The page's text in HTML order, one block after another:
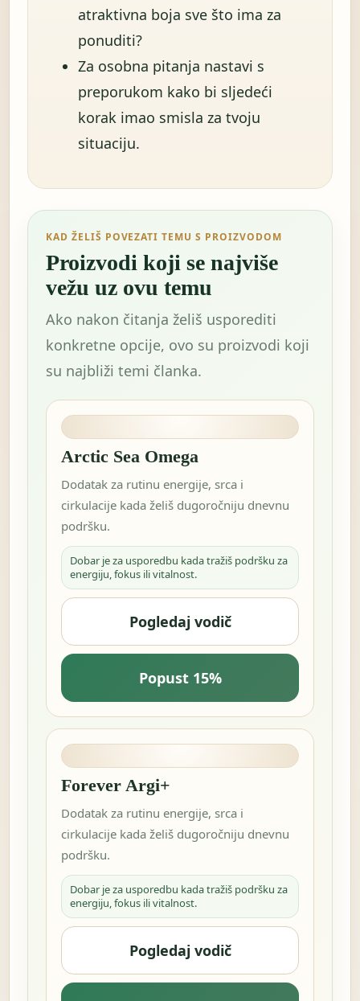
atraktivna boja sve što ima za
ponuditi?
Za osobna pitanja nastavi s
preporukom kako bi sljedeći
korak imao smisla za tvoju
situaciju.
KAD ŽELIŠ POVEZATI TEMU S PROIZVODOM
Proizvodi koji se najviše
vežu uz ovu temu
Ako nakon čitanja želiš usporediti
konkretne opcije, ovo su proizvodi koji
su najbliži temi članka.
Arctic Sea Omega
Dodatak za rutinu energije, srca i
cirkulacije kada želiš dugoročniju dnevnu
podršku.
Dobar je za usporedbu kada tražiš podršku za
energiju, fokus ili vitalnost.
Pogledaj vodič
Popust 15%
Forever Argi+
Dodatak za rutinu energije, srca i
cirkulacije kada želiš dugoročniju dnevnu
podršku.
Dobar je za usporedbu kada tražiš podršku za
energiju, fokus ili vitalnost.
Pogledaj vodič